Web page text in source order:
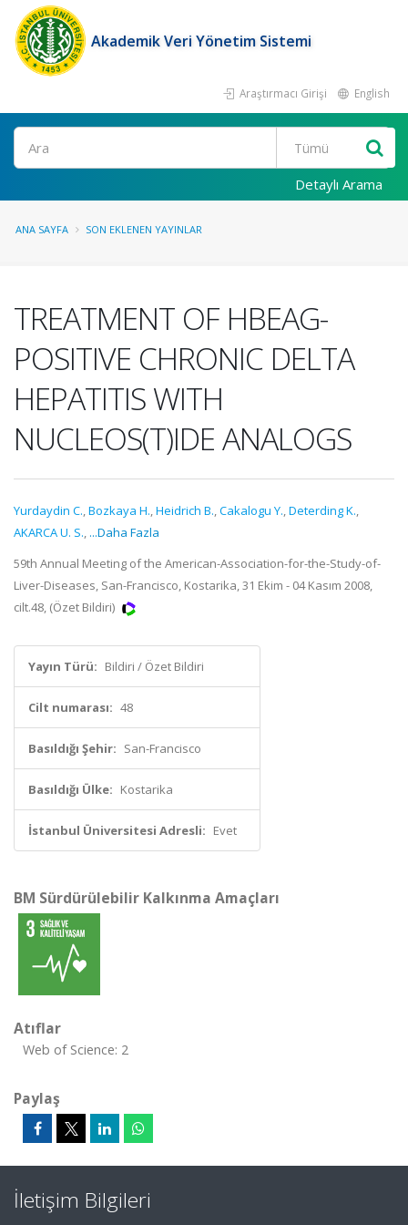
Akademik Veri Yönetim Sistemi
Araştırmacı Girişi English
Ara
Detaylı Arama
ANA SAYFA SON EKLENEN YAYINLAR
TREATMENT OF HBEAG-
POSITIVE CHRONIC DELTA
HEPATITIS WITH
NUCLEOS(T)IDE ANALOGS
Yurdaydin C.,Bozkaya H.,Heidrich B.,Cakalogu Y.,Deterding K.,
AKARCA U. S., ...Daha Fazla
59th Annual Meeting of the American-Association-for-the-Study-of-
Liver-Diseases, San-Francisco, Kostarika, 31 Ekim - 04 Kasım 2008,
cilt.48, (Özet Bildiri)
Yayın Türü: Bildiri / Özet Bildiri
Cilt numarası: 48
Basıldığı Şehir: San-Francisco
Basıldığı Ülke: Kostarika
İstanbul Üniversitesi Adresli: Evet
BM Sürdürülebilir Kalkınma Amaçları
Atıflar
Web of Science: 2
Paylaş
İletişim Bilgileri